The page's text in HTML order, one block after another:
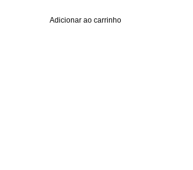
Adicionar ao carrinho